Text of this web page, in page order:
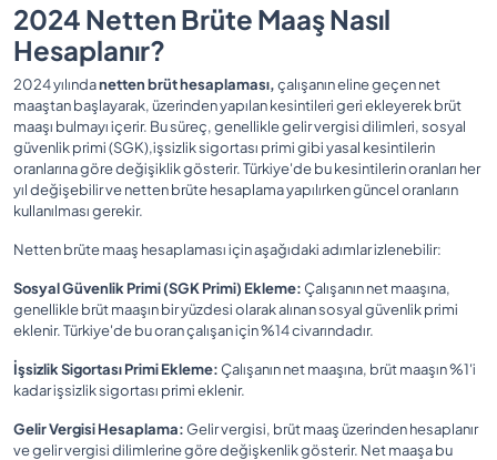
2024 Netten Brüte Maaş Nasıl
Hesaplanır?
2024 yılındanetten brüt hesaplaması,çalışanın eline geçen net
maaştan başlayarak, üzerinden yapılan kesintileri geri ekleyerek brüt
maaşı bulmayı içerir. Bu süreç, genellikle gelir vergisi dilimleri, sosyal
güvenlik primi (SGK),işsizlik sigortası primi gibi yasal kesintilerin
oranlarına göre değişiklik gösterir. Türkiye'de bu kesintilerin oranları her
yıl değişebilir ve netten brüte hesaplama yapılırken güncel oranların
kullanılması gerekir.
Netten brüte maaş hesaplaması için aşağıdaki adımlar izlenebilir:
Sosyal Güvenlik Primi (SGK Primi) Ekleme: Çalışanın net maaşına,
genellikle brüt maaşın bir yüzdesi olarak alınan sosyal güvenlik primi
eklenir. Türkiye'de bu oran çalışan için %14 civarındadır.
İşsizlik Sigortası Primi Ekleme: Çalışanın net maaşına, brüt maaşın %1'i
kadar işsizlik sigortası primi eklenir.
Gelir Vergisi Hesaplama: Gelir vergisi, brüt maaş üzerinden hesaplanır
ve gelir vergisi dilimlerine göre değişkenlik gösterir. Net maaşa bu